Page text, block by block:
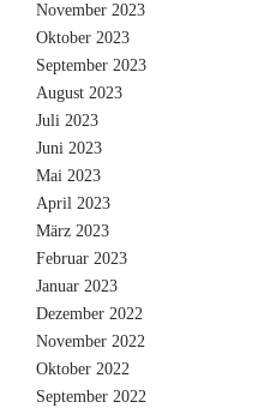
November 2023
Oktober 2023
September 2023
August 2023
Juli 2023
Juni 2023
Mai 2023
April 2023
März 2023
Februar 2023
Januar 2023
Dezember 2022
November 2022
Oktober 2022
September 2022